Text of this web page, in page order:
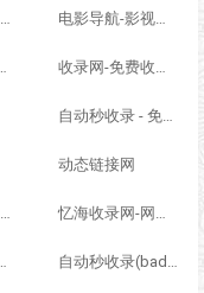
电影导航-影视导航-电影站收录-自动收录网-网站收录
收录网-免费收录正规网站-免费发布软文
自动秒收录 - 免费自动秒收录网址导航
动态链接网
忆海收录网-网址外链_自动收录网站_自助友情链接平台_网站广告_软文发布_站长交易_站长资源
自动秒收录(badfl.com) - 全自动秒收录网